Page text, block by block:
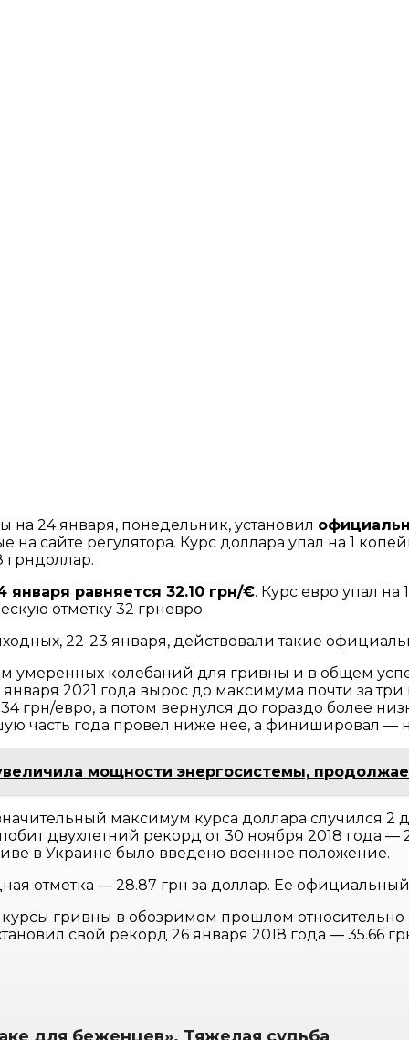
24 января, понедельник, установил
на сайте регулятора. Курс доллара упал на 1
грндоллар.
равняется 32.10 грн/€. Курс евро упал
отметку 32 грневро.
22-23 января, действовали такие
умеренных колебаний для гривны и в общем
2021 года вырос до максимума почти за
грн/евро, а потом вернулся до гораздо более
часть года провел ниже нее, а финишировал —
мощности энергосистемы,
максимум курса доллара случился 2
двухлетний рекорд от 30 ноября 2018 года
в Украине было введено военное положение.
отметка — 28.87 грн за доллар. Ее
гривны в обозримом прошлом
свой рекорд 26 января 2018 года — 35.66